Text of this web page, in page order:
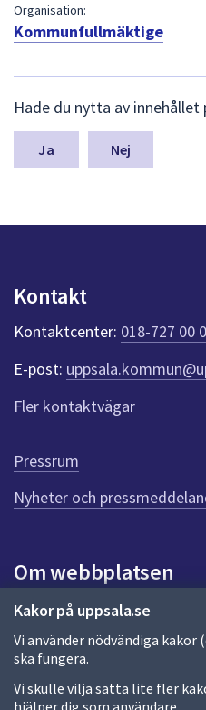
Kakor på uppsala.se
Vi använder nödvändiga
ska fungera.
Vi skulle vilja sätta lite fler
hjälper dig som användare.
Organisation:
Kommunfullmäktige
ä
m
a
n
k
t
e
r
f
ö
r
e
n
n
a
d
a
Hade du nytta av innehållet
Nej
Kontakt
Kontaktcenter: 018-727 00
E-post:
Fler kontaktvägar
Pressrum
Nyheter och
Om webbplatsen
Om webbplatsen
Allmänna handlingar och
Behandling av